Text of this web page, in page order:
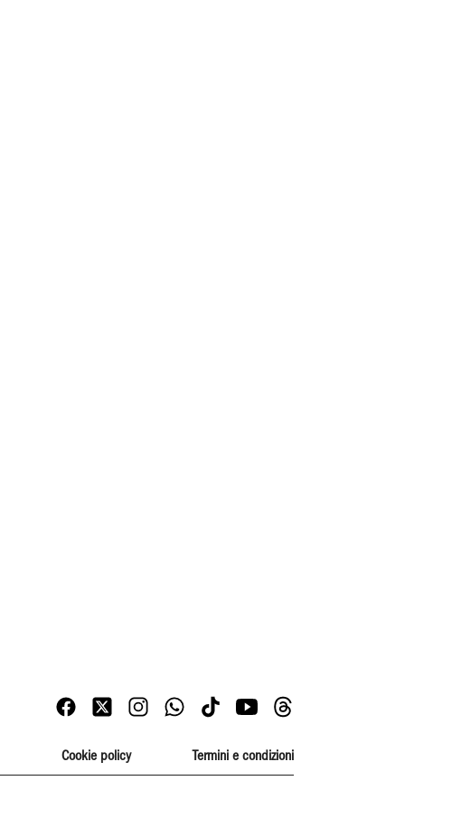
Cookie policy Termini e condizioni